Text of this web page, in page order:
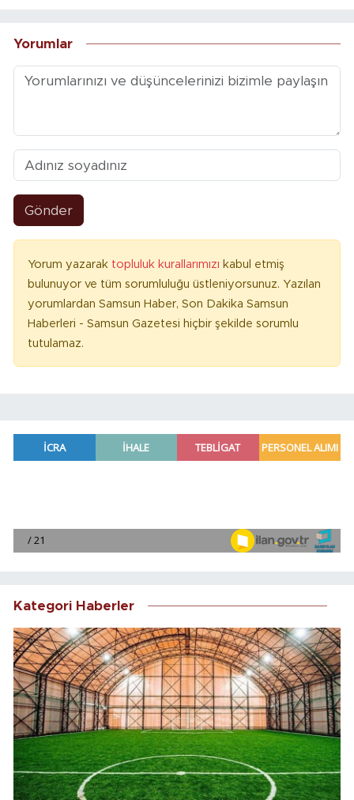
Yorumlar
Gönder
Yorum yazarak topluluk kurallarımızı kabul etmiş
bulunuyor ve tüm sorumluluğu üstleniyorsunuz. Yazılan
yorumlardan Samsun Haber, Son Dakika Samsun
Haberleri - Samsun Gazetesi hiçbir şekilde sorumlu
tutulamaz.
Kategori Haberler